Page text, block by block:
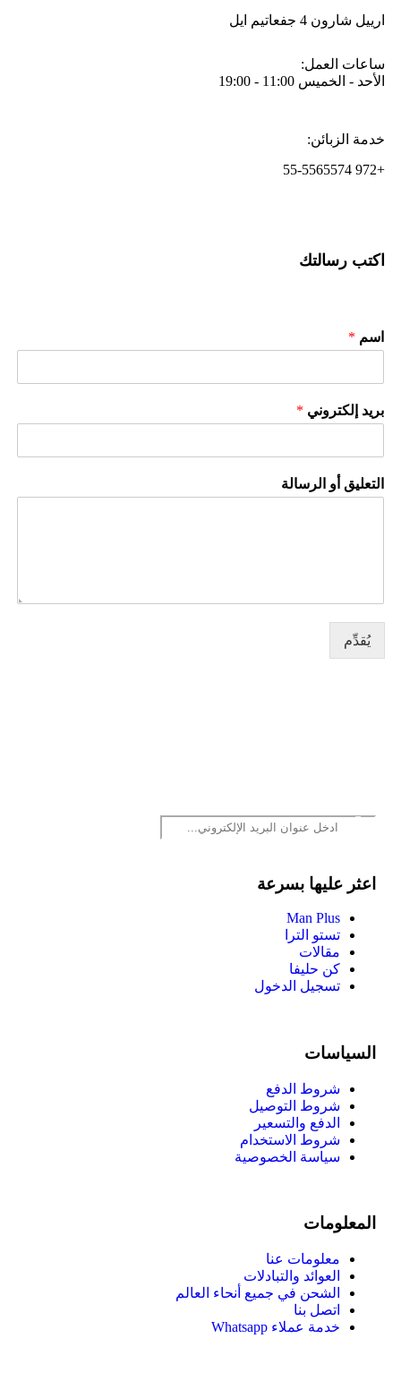
ارييل شارون 4 جفعاتيم ايل
ساعات العمل:
الأحد - الخميس 11:00 - 19:00
خدمة الزبائن:
+972 55-5565574
اكتب رسالتك
اسم *
بريد إلكتروني *
التعليق أو الرسالة
يُقدِّم
اعثر عليها بسرعة
Man Plus
تستو الترا
مقالات
كن حليفا
تسجيل الدخول
السياسات
شروط الدفع
شروط التوصيل
الدفع والتسعير
شروط الاستخدام
سياسة الخصوصية
المعلومات
معلومات عنا
العوائد والتبادلات
الشحن في جميع أنحاء العالم
اتصل بنا
خدمة عملاء Whatsapp